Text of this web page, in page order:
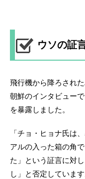
ウソの証
飛行機から降ろされ
朝鮮のインタビュー
を暴露しました。
「チョ・ヒョナ氏は
アルの入った箱の角
た」という証言に対
し」と否定しています